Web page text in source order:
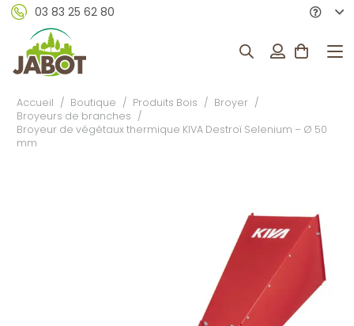
03 83 25 62 80
Accueil / Boutique / Produits Bois / Broyer /
Broyeurs de branches /
Broyeur de végétaux thermique KIVA Destroï Selenium – Ø 50
mm